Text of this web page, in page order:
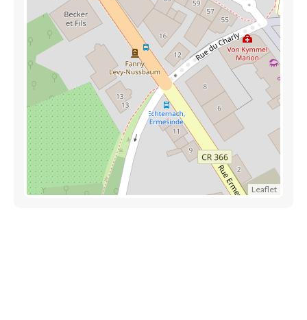
Leaflet